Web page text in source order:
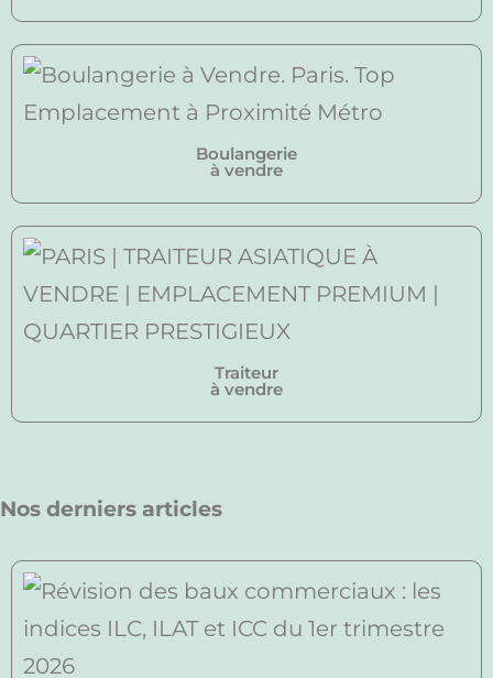
Boulangerie
à vendre
Traiteur
à vendre
Nos derniers articles